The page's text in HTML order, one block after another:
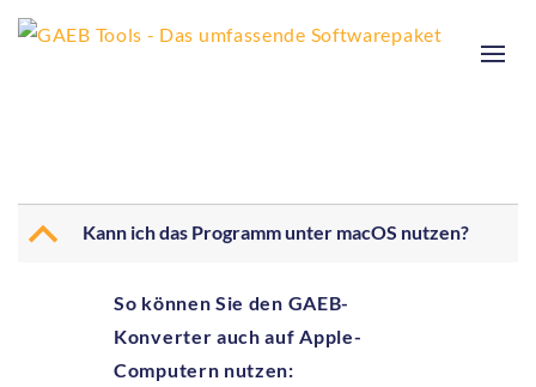
B Kann ich das Programm unter macOS nutzen?
So können Sie den GAEB-
Konverter auch auf Apple-
Computern nutzen: